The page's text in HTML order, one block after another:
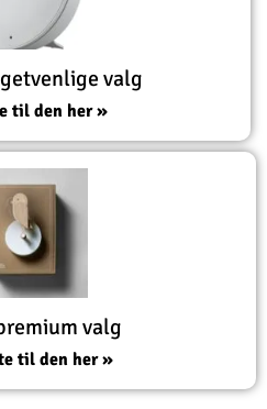
valg
til den her »
valg
til den her »